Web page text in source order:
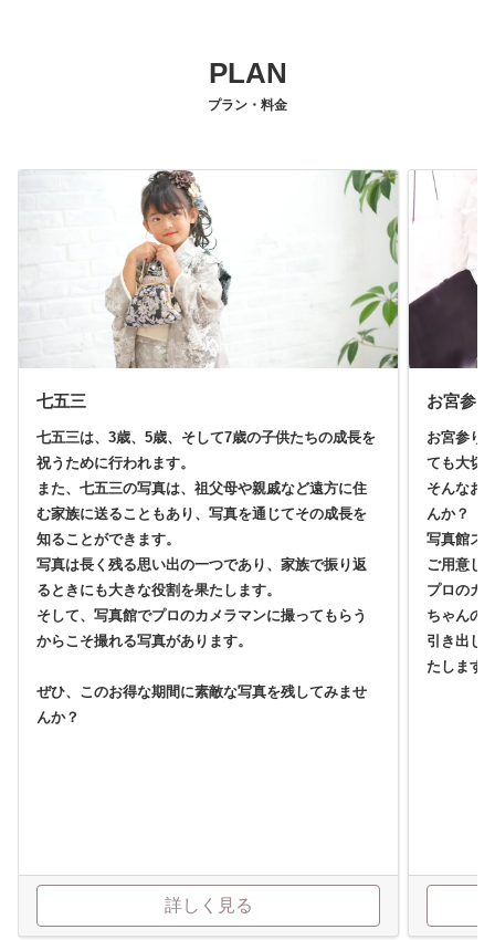
PLAN
プラン・料金
七五三
七五三は、3歳、5歳、そして7歳の子供たちの成長を
祝うために行われます。
また、七五三の写真は、祖父母や親戚など遠方に住
む家族に送ることもあり、写真を通じてその成長を
知ることができます。
写真は長く残る思い出の一つであり、家族で振り返
るときにも大きな役割を果たします。
そして、写真館でプロのカメラマンに撮ってもらう
からこそ撮れる写真があります。
ぜひ、このお得な期間に素敵な写真を残してみませ
んか？
詳しく見る
お宮参り
お宮参り
ても大切
そんなお
んか？
写真館ス
ご用意し
プロのカ
ちゃんの
引き出し
たします